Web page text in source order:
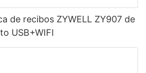
de recibos ZYWELL ZY907 de
USB+WIFI